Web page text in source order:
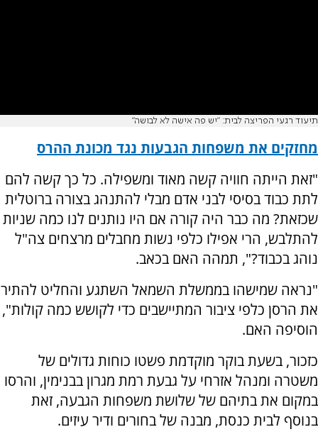
תיעוד רגעי הפריצה לבית: "יש פה אישה לא לבושה"
מחזקים את משפחות הגבעות נגד מכונת ההרס
"זאת הייתה חוויה קשה מאוד ומשפילה. כל כך קשה להם
לתת כבוד בסיסי לבני אדם מבלי להתנהג בצורה ברוטלית
שכזאת? מה כבר היה קורה אם היו נותנים לנו כמה שניות
להתלבש, הרי אפילו כלפי נשות מחבלים מרצחים צה"ל
נוהג בכבוד?", תמהה האם בכאב.
"נראה שמישהו בממשלת השמאל השתגע והחליט להתיר
את הרסן כלפי ציבור המתיישבים כדי לקושש כמה קולות",
הוסיפה האם.
כזכור, בשעת בוקר מוקדמת פשטו כוחות גדולים של
משטרה ומנהל אזרחי על גבעת רמת מגרון בבנימין, והרסו
במקום את בתיהם של שלושת משפחות הגבעה, זאת
בנוסף לבית כנסת, מבנה של בחורים ודיר עיזים.